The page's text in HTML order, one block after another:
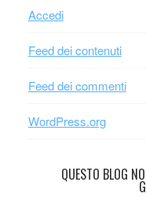
Accedi
Feed dei contenuti
Feed dei commenti
WordPress.org
QUESTO BLOG